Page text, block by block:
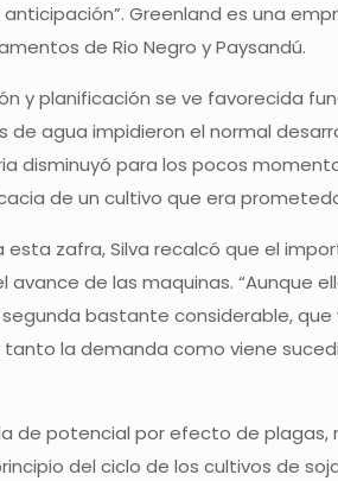
Greenland es una
de Rio Negro y Paysandú.
y planificación se ve favorecida
agua impidieron el normal
disminuyó para los pocos
de un cultivo que era
zafra, Silva recalcó que el
de las maquinas. “Aunque
bastante considerable,
la demanda como viene
de potencial por efecto de plagas,
del ciclo de los cultivos de